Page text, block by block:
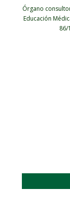
Órgano
Educación
86/